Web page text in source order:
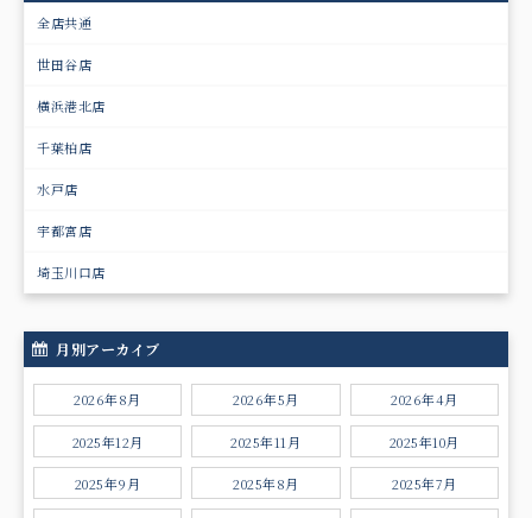
全店共通
世田谷店
横浜港北店
千葉柏店
水戸店
宇都宮店
埼玉川口店
月別アーカイブ
2026年8月 2026年5月 2026年4月
2025年12月 2025年11月 2025年10月
2025年9月 2025年8月 2025年7月